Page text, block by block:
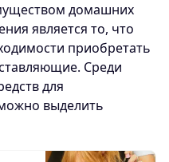
домашних
является то, что
приобретать
Среди
для
выделить